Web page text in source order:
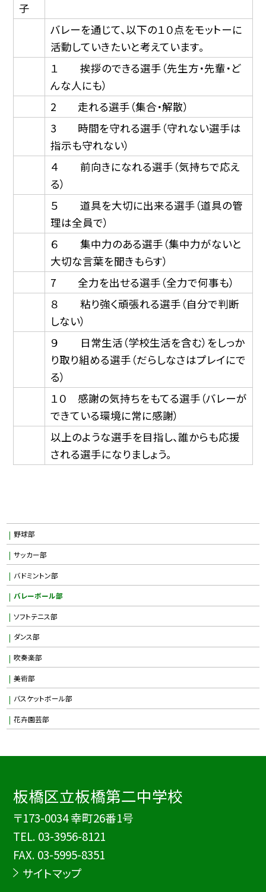
子
バレーを通じて、以下の１０点をモットーに
活動していきたいと考えています。
１ 挨拶のできる選手（先生方・先輩・ど
んな人にも）
2 走れる選手（集合・解散）
3 時間を守れる選手（守れない選手は
指示も守れない）
４ 前向きになれる選手（気持ちで応え
る）
５ 道具を大切に出来る選手（道具の管
理は全員で）
６ 集中力のある選手（集中力がないと
大切な言葉を聞きもらす）
7 全力を出せる選手（全力で何事も）
８ 粘り強く頑張れる選手（自分で判断
しない）
９ 日常生活（学校生活を含む）をしっか
り取り組める選手（だらしなさはプレイにで
る）
１０ 感謝の気持ちをもてる選手（バレーが
できている環境に常に感謝）
以上のような選手を目指し、誰からも応援
される選手になりましょう。
野球部
サッカー部
バドミントン部
バレーボール部
ソフトテニス部
ダンス部
吹奏楽部
美術部
バスケットボール部
花卉園芸部
板橋区立板橋第二中学校
〒173-0034 幸町26番1号
TEL. 03-3956-8121
FAX. 03-5995-8351
サイトマップ